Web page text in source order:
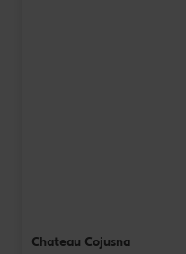
Chateau Cojusna